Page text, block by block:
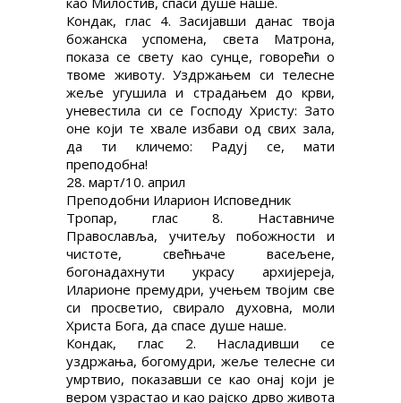
Кондак, глас 4. Засијавши данас твоја
божанска успомена, света Матрона,
показа се свету као сунце, говорећи о
твоме животу. Уздржањем си телесне
жеље угушила и страдањем до крви,
уневестила си се Господу Христу: Зато
оне који те хвале избави од свих зала,
да ти кличемо: Радуј се, мати
преподобна!
28. март/10. април
Преподобни Иларион Исповедник
Тропар, глас 8. Наставниче
Православља, учитељу побожности и
чистоте, свећњаче васељене,
богонадахнути украсу архијереја,
Иларионе премудри, учењем твојим све
си просветио, свирало духовна, моли
Христа Бога, да спасе душе наше.
Кондак, глас 2. Насладивши се
уздржања, богомудри, жеље телесне си
умртвио, показавши се као онај који је
вером узрастао и као рајско дрво живота